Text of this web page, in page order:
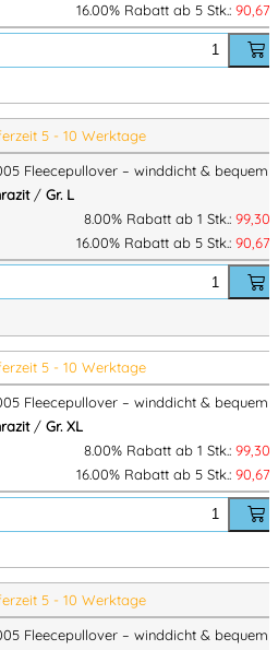
100
(Kategorie C2)
Polyester
winddichtem Futter
100
C2
Service, Lager oder Logistik,
und nachhaltige Arbeitsbekleidung
Materialien
22005: Winddicht
16.00% Rabatt ab 5 Stk.: 90,67
5 - 10 Werktage
Fleecepullover – winddicht & bequem
/ Gr. L
8.00% Rabatt ab 1 Stk.: 99,30
16.00% Rabatt ab 5 Stk.: 90,67
5 - 10 Werktage
Fleecepullover – winddicht & bequem
/ Gr. XL
8.00% Rabatt ab 1 Stk.: 99,30
16.00% Rabatt ab 5 Stk.: 90,67
5 - 10 Werktage
Fleecepullover – winddicht & bequem